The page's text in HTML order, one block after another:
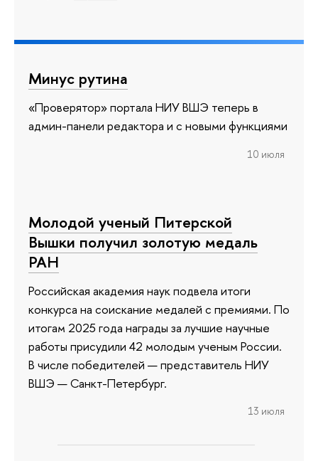
Минус рутина
«Проверятор» портала НИУ ВШЭ теперь в
админ-панели редактора и с новыми функциями
10 июля
Молодой ученый Питерской
Вышки получил золотую медаль
РАН
Российская академия наук подвела итоги
конкурса на соискание медалей с премиями. По
итогам 2025 года награды за лучшие научные
работы присудили 42 молодым ученым России.
В числе победителей — представитель НИУ
ВШЭ — Санкт-Петербург.
13 июля